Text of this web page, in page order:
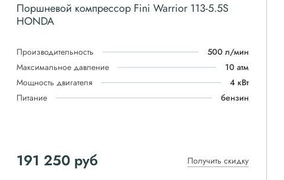
Поршневой компрессор Fini Warrior 113-5.5S
HONDA
Производительность
500 л/мин
Максимальное давление
10 атм
Мощность двигателя
4 кВт
Питание
бензин
191 250руб Получить скидку